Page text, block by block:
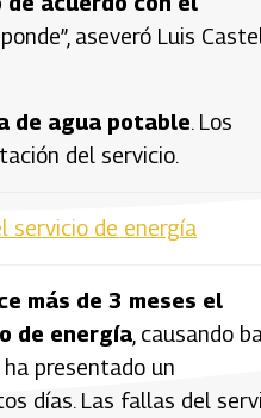
aseveró Luis
de agua potable. Los
del servicio.
servicio de energía
más de 3 meses el
de energía , causando
presentado un
días. Las fallas del